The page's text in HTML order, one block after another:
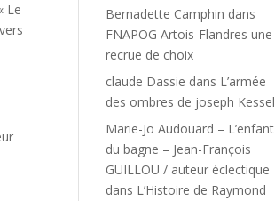
Le
Bernadette Camphin dans
FNAPOG Artois-Flandres une
recrue de choix
claude Dassie dans L’armée
des ombres de joseph Kessel
Marie-Jo Audouard – L’enfant
du bagne – Jean-François
GUILLOU / auteur éclectique
dans L’Histoire de Raymond